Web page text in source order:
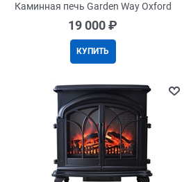
Каминная печь Garden Way Oxford
19 000 ₽
КУПИТЬ